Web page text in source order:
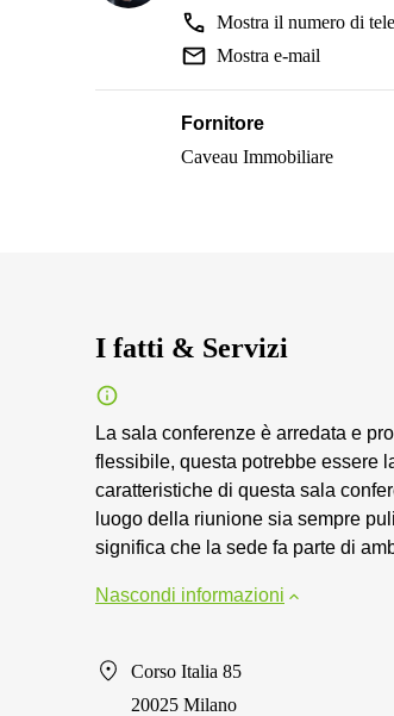
Mostra il numero di
Mostra e-mail
Fornitore
Caveau Immobiliare
I fatti & Servizi
La sala conferenze è arredata e
flessibile, questa potrebbe essere
caratteristiche di questa sala
luogo della riunione sia sempre
significa che la sede fa parte di
Nascondi informazioni
Corso Italia 85
20025 Milano